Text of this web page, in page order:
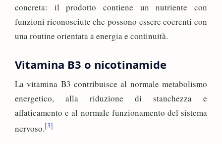
concreta: il prodotto contiene un nutriente con
funzioni riconosciute che possono essere coerenti con
una routine orientata a energia e continuità.
Vitamina B3 o nicotinamide
La vitamina B3 contribuisce al normale metabolismo
energetico, alla riduzione di stanchezza e
affaticamento e al normale funzionamento del sistema
nervoso.[3]